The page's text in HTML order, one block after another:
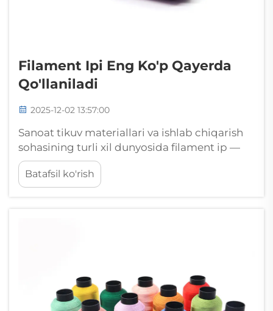
Filament Ipi Eng Ko'p Qayerda
Qo'llaniladi
2025-12-02 13:57:00
Sanoat tikuv materiallari va ishlab chiqarish
sohasining turli xil dunyosida filament ip —
bu juda moslashtiriluvchan hamda asosiy
komponentlardan biri bo'lib, u doimiy
sintetik tolalardan iborat bo'lib, odatda
Batafsil ko'rish